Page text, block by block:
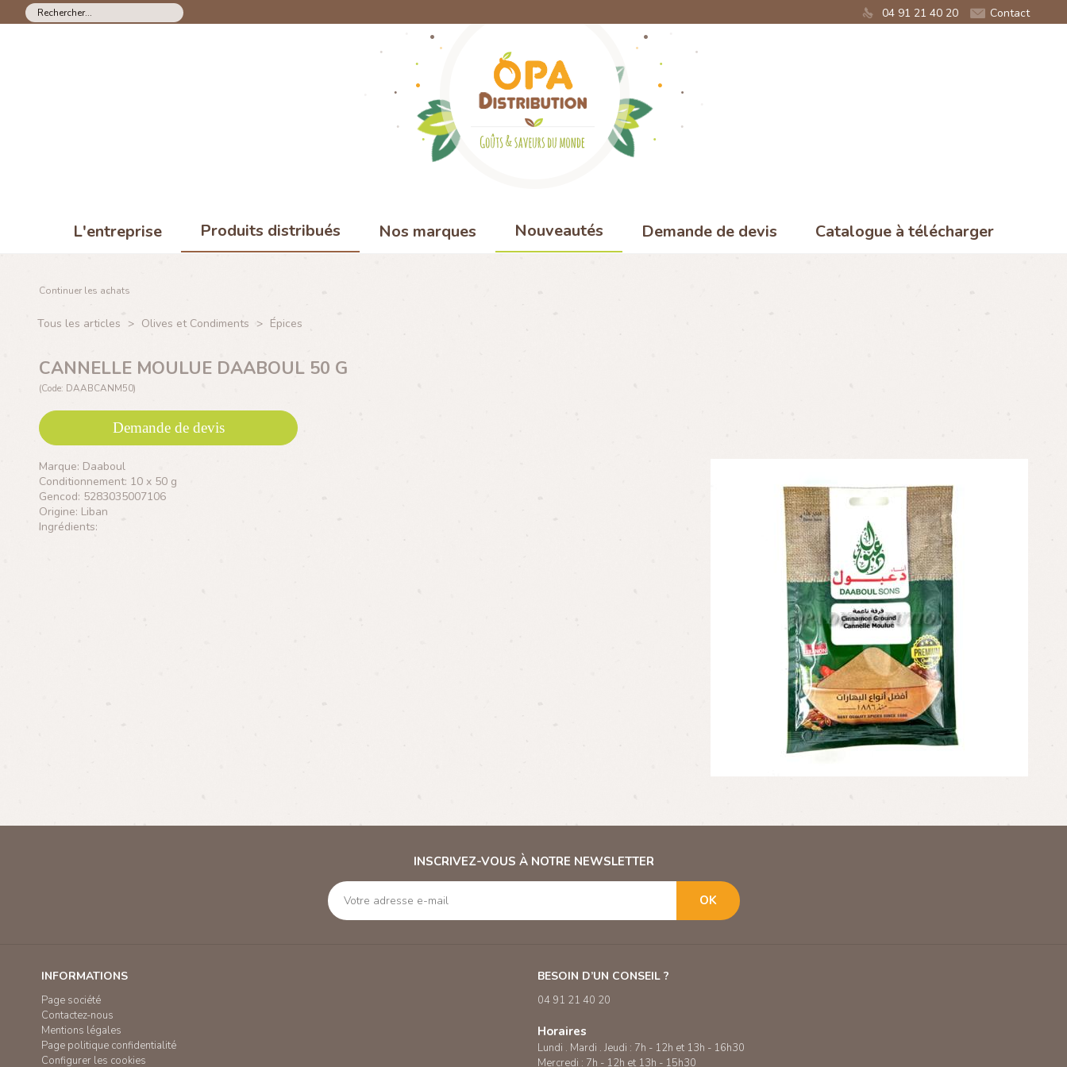
04 91 21 40 20 Contact
L'entreprise Produits distribués Nos marques Nouveautés Demande de devis Catalogue à télécharger
Continuer les achats
Tous les articles > Olives et Condiments > Épices
CANNELLE MOULUE DAABOUL 50 G
(Code: DAABCANM50)
Demande de devis
Marque: Daaboul
Conditionnement: 10 x 50 g
Gencod: 5283035007106
Origine: Liban
Ingrédients:
INSCRIVEZ-VOUS À NOTRE NEWSLETTER
OK
INFORMATIONS
Page société
Contactez-nous
Mentions légales
Page politique confidentialité
Configurer les cookies
BESOIN D’UN CONSEIL ?
04 91 21 40 20
Horaires
Lundi . Mardi . Jeudi : 7h - 12h et 13h - 16h30
Mercredi : 7h - 12h et 13h - 15h30